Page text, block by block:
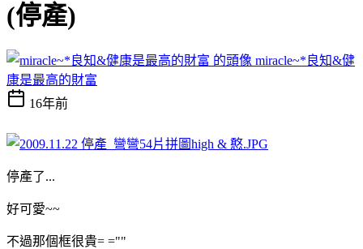
(停產)
miracle~*良知&健
康是最高的財富
16年前
停產了...
好可愛~~
不過那個框很貴= =""